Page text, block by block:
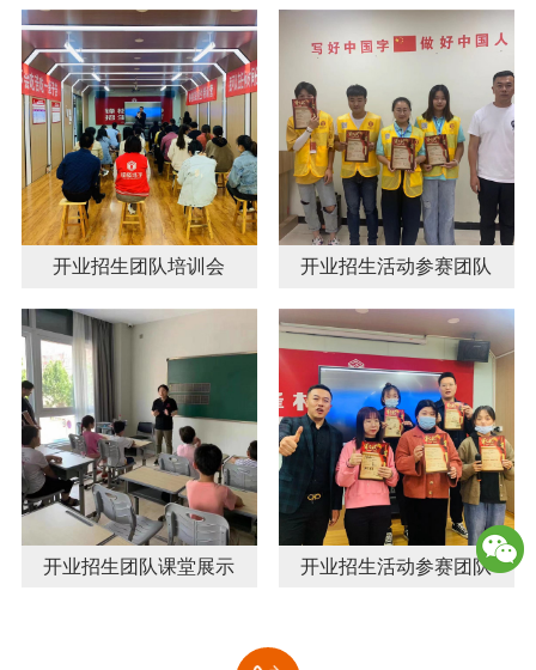
开业招生团队培训会 开业招生活动参赛团队
开业招生团队课堂展示 开业招生活动参赛团队